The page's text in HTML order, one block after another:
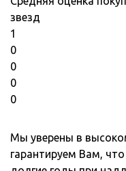
звезд
1
0
0
0
0
Мы уверены в
гарантируем Вам,